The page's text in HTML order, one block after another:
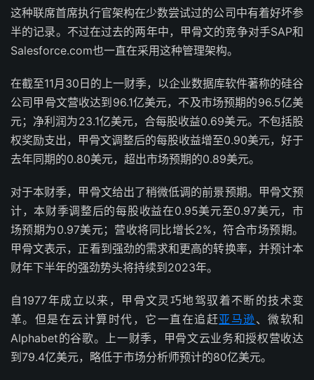
这种联席首席执行官架构在少数尝试过的公司中有着好坏参
半的记录。不过在过去的两年中，甲骨文的竞争对手SAP和
Salesforce.com也一直在采用这种管理架构。
在截至11月30日的上一财季，以企业数据库软件著称的硅谷
公司甲骨文营收达到96.1亿美元，不及市场预期的96.5亿美
元；净利润为23.1亿美元，合每股收益0.69美元。不包括股
权奖励支出，甲骨文调整后的每股收益增至0.90美元，好于
去年同期的0.80美元，超出市场预期的0.89美元。
对于本财季，甲骨文给出了稍微低调的前景预期。甲骨文预
计，本财季调整后的每股收益在0.95美元至0.97美元，市
场预期为0.97美元；营收将同比增长2%，符合市场预期。
甲骨文表示，正看到强劲的需求和更高的转换率，并预计本
财年下半年的强劲势头将持续到2023年。
自1977年成立以来，甲骨文灵巧地驾驭着不断的技术变
革。但是在云计算时代，它一直在追赶亚马逊、微软和
Alphabet的谷歌。上一财季，甲骨文云业务和授权营收达
到79.4亿美元，略低于市场分析师预计的80亿美元。